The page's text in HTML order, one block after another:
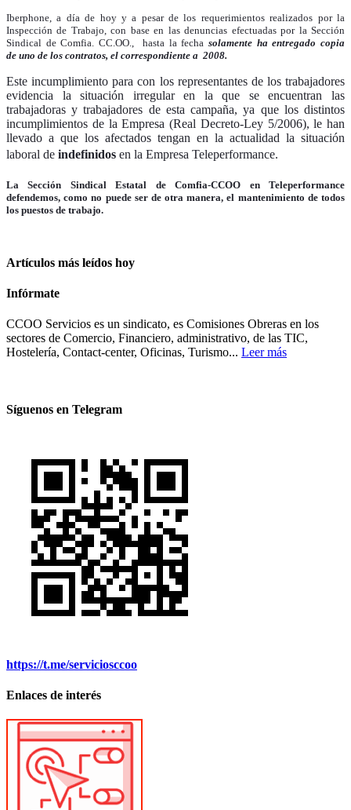
Iberphone, a día de hoy y a pesar de los requerimientos realizados por la
Inspección de Trabajo, con base en las denuncias efectuadas por la Sección
Sindical de Comfia. CC.OO.,
hasta la fechasolamente ha entregado copia
de uno de los contratos, el correspondiente a 2008.
Este incumplimiento para con los representantes de los trabajadores
evidencia la situación irregular en la que se encuentran las
trabajadoras y trabajadores de esta campaña, ya que los distintos
incumplimientos de la Empresa (Real Decreto-Ley 5/2006), le han
llevado a que los afectados tengan en la actualidad la situación
laboral de  indefinidos  en la Empresa Teleperformance.
La Sección Sindical Estatal de Comfia-CCOO en Teleperformance
defendemos, como no puede ser de otra manera, el mantenimiento de todos
los puestos de trabajo.
Artículos más leídos hoy
Infórmate
CCOO Servicios es un sindicato, es Comisiones Obreras en los
sectores de Comercio, Financiero, administrativo, de las TIC,
Hostelería, Contact-center, Oficinas, Turismo... Leer más
Síguenos en Telegram
https://t.me/serviciosccoo
Enlaces de interés